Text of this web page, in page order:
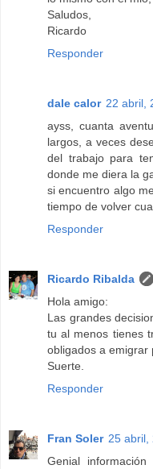
Saludos,
Ricardo
Responder
dale calor 22 abril,
ayss, cuanta
largos, a veces
del trabajo para
donde me diera la
si encuentro algo
tiempo de volver
Responder
Ricardo Ribalda
Hola amigo:
Las grandes
tu al menos tienes
obligados a emigrar
Suerte.
Responder
Fran Soler 25 abril,
Genial